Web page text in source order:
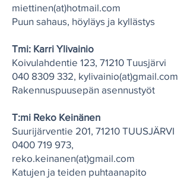
miettinen(at)hotmail.com
Puun sahaus, höyläys ja kyllästys
Tmi: Karri Ylivainio
Koivulahdentie 123, 71210 Tuusjärvi
040 8309 332, kylivainio(at)gmail.com
Rakennuspuusepän asennustyöt
T:mi Reko Keinänen
Suurijärventie 201, 71210 TUUSJÄRVI
0400 719 973,
reko.keinanen(at)gmail.com
Katujen ja teiden puhtaanapito